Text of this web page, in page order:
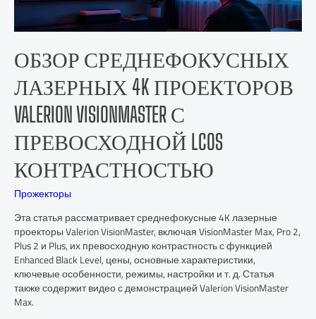
ОБЗОР СРЕДНЕФОКУСНЫХ
ЛАЗЕРНЫХ 4K ПРОЕКТОРОВ
VALERION VISIONMASTER С
ПРЕВОСХОДНОЙ LCOS
КОНТРАСТНОСТЬЮ
Прожекторы
Эта статья рассматривает среднефокусные 4K лазерные
проекторы Valerion VisionMaster, включая VisionMaster Max, Pro 2,
Plus 2 и Plus, их превосходную контрастность с функцией
Enhanced Black Level, цены, основные характеристики,
ключевые особенности, режимы, настройки и т. д. Статья
также содержит видео с демонстрацией Valerion VisionMaster
Max.